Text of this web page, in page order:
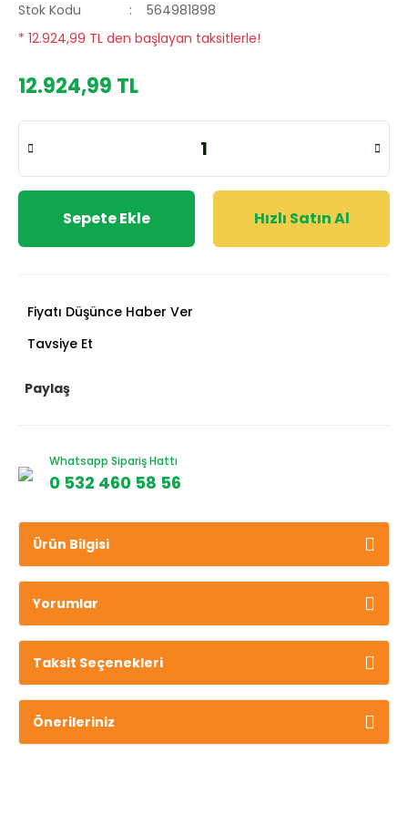
Stok Kodu
564981898
* 12.924,99 TL den başlayan taksitlerle!
12.924,99 TL
Sepete Ekle Hızlı Satın Al
Fiyatı Düşünce Haber Ver
Tavsiye Et
Paylaş
Whatsapp Sipariş Hattı
0 532 460 58 56
Ürün Bilgisi
Yorumlar
Taksit Seçenekleri
Önerileriniz